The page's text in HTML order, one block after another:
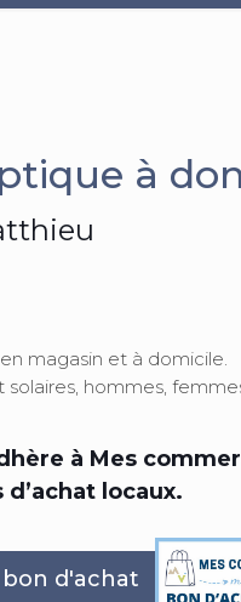
à
magasin et à domicile.
hommes,
à Mes
locaux.
d'achat